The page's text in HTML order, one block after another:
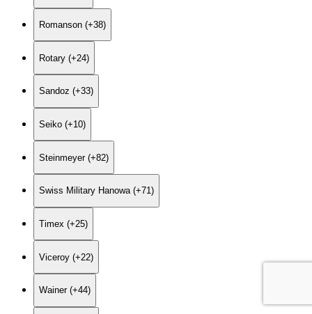
Romanson (+38)
Rotary (+24)
Sandoz (+33)
Seiko (+10)
Steinmeyer (+82)
Swiss Military Hanowa (+71)
Timex (+25)
Viceroy (+22)
Wainer (+44)